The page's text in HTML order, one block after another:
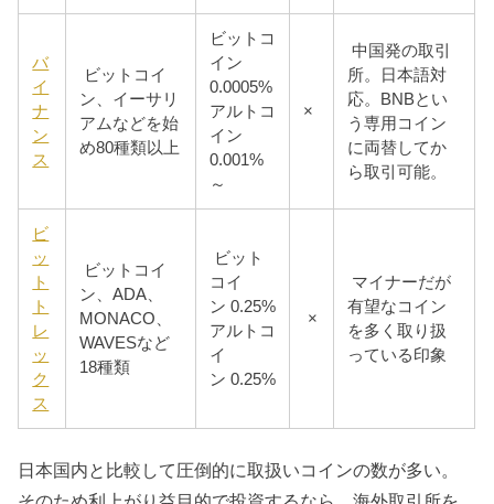
バ
イ
ナ
ン
ス
ビットコイ
ン、イーサリ
アムなどを始
め80種類以上
ビットコ
イン
0.0005%
アルトコ
イン
0.001%
～
×
中国発の取引
所。日本語対
応。BNBとい
う専用コイン
に両替してか
ら取引可能。
ビ
ッ
ト
ト
レ
ッ
ク
ス
ビットコイ
ン、ADA、
MONACO、
WAVESなど
18種類
ビット
コイ
ン 0.25%
アルトコ
イ
ン 0.25%
×
マイナーだが
有望なコイン
を多く取り扱
っている印象
日本国内と比較して圧倒的に取扱いコインの数が多い。